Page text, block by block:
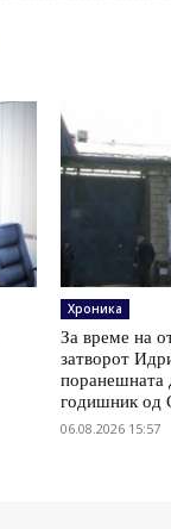
Хроника
За време на
затворот
поранешната
годишник од
06.08.2026 15:57